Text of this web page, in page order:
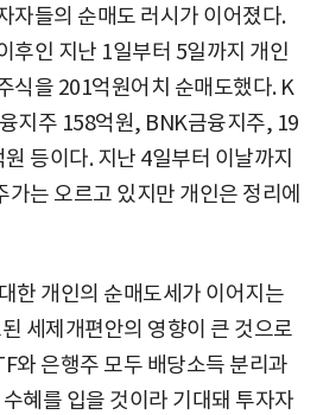
자들의 순매도 러시가 이어졌다.
후인 지난 1일부터 5일까지 개인
식을 201억원어치 순매도했다. K
지주 158억원, BNK금융지주, 19
등이다. 지난 4일부터 이날까지
는 오르고 있지만 개인은 정리에
한 개인의 순매도세가 이어지는
세제개편안의 영향이 큰 것으로
와 은행주 모두 배당소득 분리과
혜를 입을 것이라 기대돼 투자자